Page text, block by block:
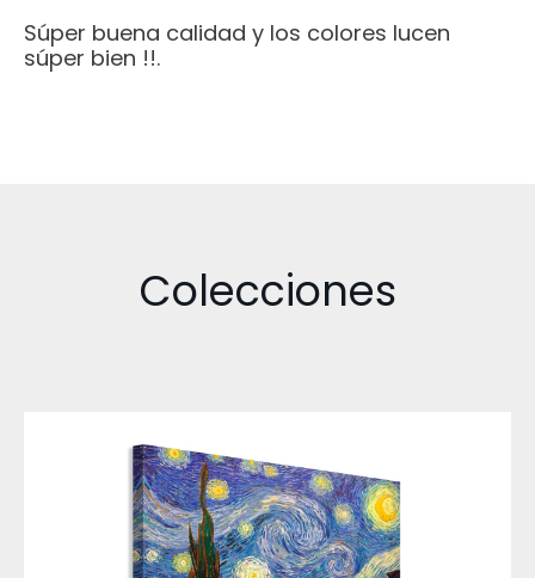
Súper buena calidad y los colores lucen
súper bien !!.
Colecciones